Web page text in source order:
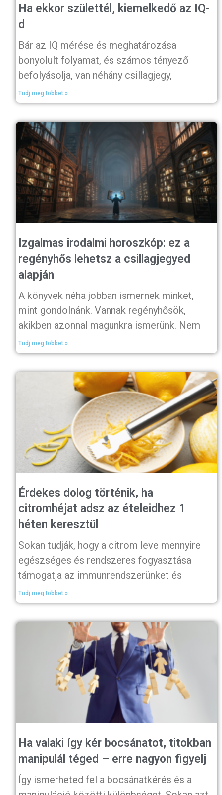
Ha ekkor születtél, kiemelkedő az IQ-
d
Bár az IQ mérése és meghatározása
bonyolult folyamat, és számos tényező
befolyásolja, van néhány csillagjegy,
Tudj meg többet »
Izgalmas irodalmi horoszkóp: ez a
regényhős lehetsz a csillagjegyed
alapján
A könyvek néha jobban ismernek minket,
mint gondolnánk. Vannak regényhősök,
akikben azonnal magunkra ismerünk. Nem
Tudj meg többet »
Érdekes dolog történik, ha
citromhéjat adsz az ételeidhez 1
héten keresztül
Sokan tudják, hogy a citrom leve mennyire
egészséges és rendszeres fogyasztása
támogatja az immunrendszerünket és
Tudj meg többet »
Ha valaki így kér bocsánatot, titokban
manipulál téged – erre nagyon figyelj
Így ismerheted fel a bocsánatkérés és a